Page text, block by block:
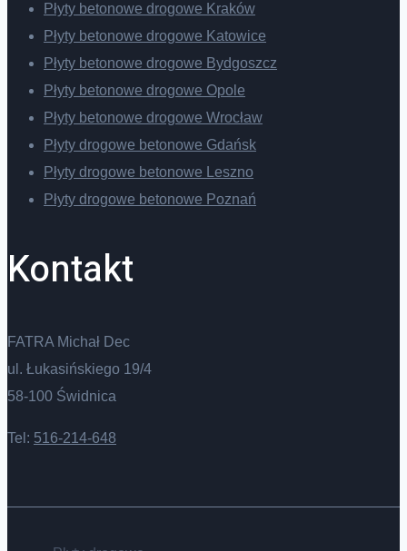
Płyty betonowe drogowe Kraków
Płyty betonowe drogowe Katowice
Płyty betonowe drogowe Bydgoszcz
Płyty betonowe drogowe Opole
Płyty betonowe drogowe Wrocław
Płyty drogowe betonowe Gdańsk
Płyty drogowe betonowe Leszno
Płyty drogowe betonowe Poznań
Kontakt
FATRA Michał Dec
ul. Łukasińskiego 19/4
58-100 Świdnica
Tel: 516-214-648